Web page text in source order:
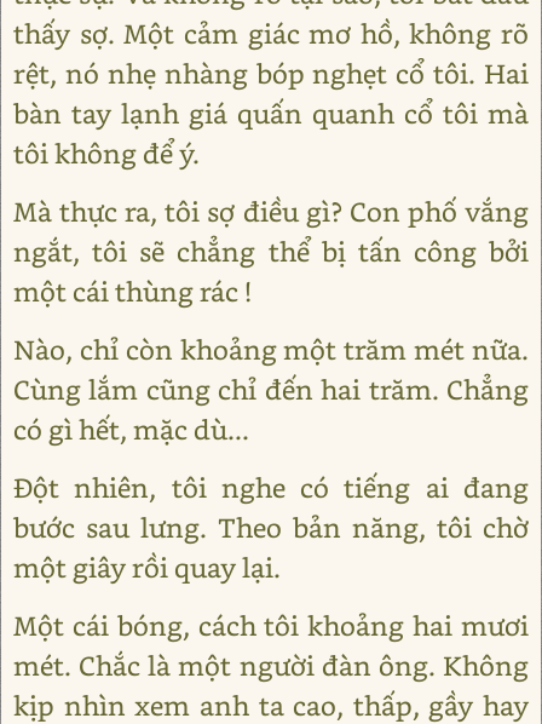
thấy sợ. Một cảm giác mơ hồ, không rõ
rệt, nó nhẹ nhàng bóp nghẹt cổ tôi. Hai
bàn tay lạnh giá quấn quanh cổ tôi mà
tôi không để ý.
Mà thực ra, tôi sợ điều gì? Con phố vắng
ngắt, tôi sẽ chẳng thể bị tấn công bởi
một cái thùng rác !
Nào, chỉ còn khoảng một trăm mét nữa.
Cùng lắm cũng chỉ đến hai trăm. Chẳng
có gì hết, mặc dù...
Đột nhiên, tôi nghe có tiếng ai đang
bước sau lưng. Theo bản năng, tôi chờ
một giây rồi quay lại.
Một cái bóng, cách tôi khoảng hai mươi
mét. Chắc là một người đàn ông. Không
kịp nhìn xem anh ta cao, thấp, gầy hay